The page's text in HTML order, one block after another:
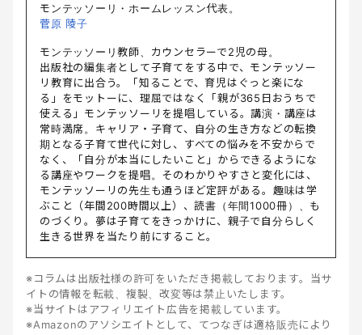
モンテッソーリ・ホームレッスン代表。
菅原 陵子
モンテッソーリ教師、カウンセラーで2児の母。
出版社の編集者として子育てをする中で、モンテッソー
リ教育に出合う。「知ることで、育児はぐっと楽にな
る」をモットーに、理屈ではなく「親が365日おうちで
使える」モンテッソーリを提唱している。講演・講座は
常時満席。キャリア・子育て、自分の生き方などの転換
期となる子育て世代に対し、すべての悩みを不安からで
なく、「自分が本当にしたいこと」からできるようにな
る講座やワークを提唱。そのわかりやすさと変化には、
モンテッソーリの先生も通うほど定評がある。趣味は学
ぶこと（年間200時間以上）、読書（年間1000冊）、も
のづくり。夢は子育てをきっかけに、親子で自分らしく
生きる世界を当たり前にすること。
※コラムは出版社様の許可をいただき掲載しております。当サ
イトの情報を転載、複製、改変等は禁止いたします。
※当サイトはアフィリエイト広告を掲載しています。
※Amazonのアソシエイトとして、てつなぎは適格販売により